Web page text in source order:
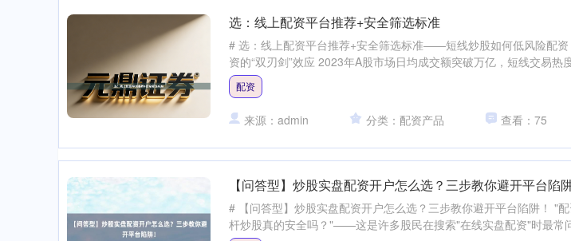
选：线上配资平台推荐+安全筛选标准
# 选：线上配资平台推荐+安全筛选标准——短线炒股如何低风险配
资的“双刃剑”效应 2023年A股市场日均成交额突破万亿，短线交易热
配资
来源：admin 分类：配资产品 查看：75
【问答型】炒股实盘配资开户怎么选？三步教你避开平台陷
# 【问答型】炒股实盘配资开户怎么选？三步教你避开平台陷阱！ "
杆炒股真的安全吗？"——这是许多股民在搜索"在线实盘配资"时最常